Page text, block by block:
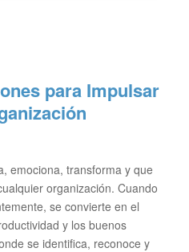
para Impulsar
emociona, transforma y que
organización. Cuando
se convierte en el
y los buenos
se identifica, reconoce y